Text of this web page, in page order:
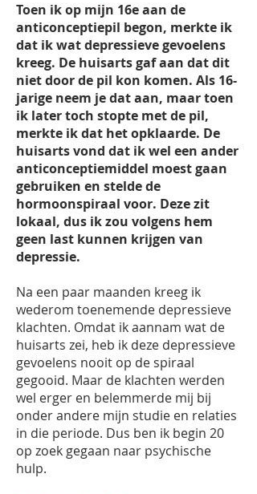
Toen ik op mijn 16e aan de
anticonceptiepil begon, merkte ik
dat ik wat depressieve gevoelens
kreeg. De huisarts gaf aan dat dit
niet door de pil kon komen. Als 16-
jarige neem je dat aan, maar toen
ik later toch stopte met de pil,
merkte ik dat het opklaarde. De
huisarts vond dat ik wel een ander
anticonceptiemiddel moest gaan
gebruiken en stelde de
hormoonspiraal voor. Deze zit
lokaal, dus ik zou volgens hem
geen last kunnen krijgen van
depressie.
Na een paar maanden kreeg ik
wederom toenemende depressieve
klachten. Omdat ik aannam wat de
huisarts zei, heb ik deze depressieve
gevoelens nooit op de spiraal
gegooid. Maar de klachten werden
wel erger en belemmerde mij bij
onder andere mijn studie en relaties
in die periode. Dus ben ik begin 20
op zoek gegaan naar psychische
hulp.